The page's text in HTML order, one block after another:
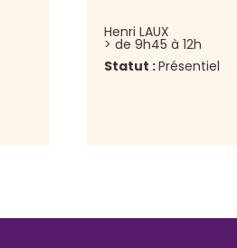
Henri LAUX
> de 9h45 à 12h
Statut :Présentiel